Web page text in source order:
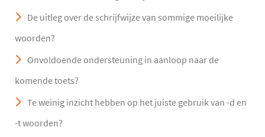
De uitleg over de schrijfwijze van sommige moeilijke
woorden?
Onvoldoende ondersteuning in aanloop naar de
komende toets?
Te weinig inzicht hebben op het juiste gebruik van -d en
-t woorden?